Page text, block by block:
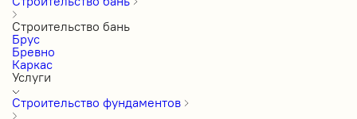
Строительство бань
Брус
Бревно
Каркас
Услуги
Строительство фундаментов